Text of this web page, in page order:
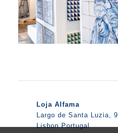
Loja Alfama
Largo de Santa Luzia, 9
Lisbon Portugal